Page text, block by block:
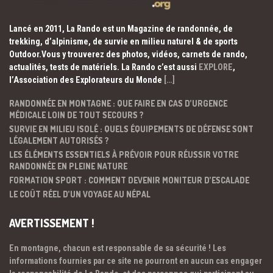
Lancé en 2011, La Rando est un Magazine de randonnée, de
trekking, d’alpinisme, de survie en milieu naturel & de sports
Outdoor.Vous y trouverez des photos, vidéos, carnets de rando,
actualités, tests de matériels. La Rando c’est aussi EXPLORE,
l’Association des Explorateurs du Monde […]
RANDONNÉE EN MONTAGNE : QUE FAIRE EN CAS D’URGENCE
MÉDICALE LOIN DE TOUT SECOURS ?
SURVIE EN MILIEU ISOLÉ : QUELS ÉQUIPEMENTS DE DÉFENSE SONT
LÉGALEMENT AUTORISÉS ?
LES ÉLÉMENTS ESSENTIELS À PRÉVOIR POUR RÉUSSIR VOTRE
RANDONNÉE EN PLEINE NATURE
FORMATION SPORT : COMMENT DEVENIR MONITEUR D’ESCALADE
LE COÛT RÉEL D’UN VOYAGE AU NÉPAL
AVERTISSEMENT !
En montagne, chacun est responsable de sa sécurité ! Les
informations fournies par ce site ne pourront en aucun cas engager